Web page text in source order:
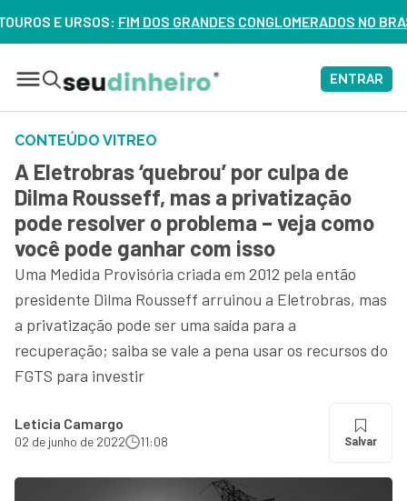
FIM DOS GRANDES CONGLOMERADOS NO BRASIL?
ENTRAR
CONTEÚDO VITREO
A Eletrobras ‘quebrou’ por culpa de
Dilma Rousseff, mas a privatização
pode resolver o problema – veja como
você pode ganhar com isso
Uma Medida Provisória criada em 2012 pela então
presidente Dilma Rousseff arruinou a Eletrobras, mas
a privatização pode ser uma saída para a
recuperação; saiba se vale a pena usar os recursos do
FGTS para investir
Leticia Camargo
02 de junho de 2022 11:08 Salvar